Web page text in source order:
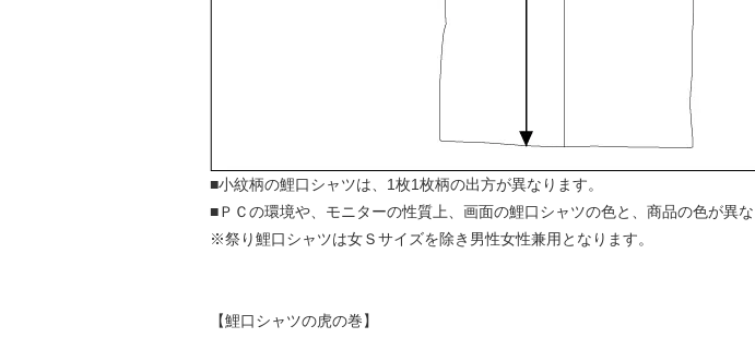
■小紋柄の鯉口シャツは、1枚1枚柄の出方が異なります。
■ＰＣの環境や、モニターの性質上、画面の鯉口シャツの色と、商品の色が異
※祭り鯉口シャツは女Ｓサイズを除き男性女性兼用となります。
【鯉口シャツの虎の巻】